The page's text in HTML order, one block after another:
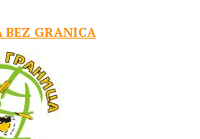
BEZ GRANICA